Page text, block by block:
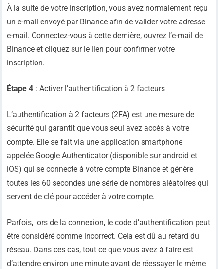
À la suite de votre inscription, vous avez normalement reçu
un e-mail envoyé par Binance afin de valider votre adresse
e-mail. Connectez-vous à cette dernière, ouvrez l’e-mail de
Binance et cliquez sur le lien pour confirmer votre
inscription.
Étape 4 : Activer l’authentification à 2 facteurs
L’authentification à 2 facteurs (2FA) est une mesure de
sécurité qui garantit que vous seul avez accès à votre
compte. Elle se fait via une application smartphone
appelée Google Authenticator (disponible sur android et
iOS) qui se connecte à votre compte Binance et génère
toutes les 60 secondes une série de nombres aléatoires qui
servent de clé pour accéder à votre compte.
Parfois, lors de la connexion, le code d’authentification peut
être considéré comme incorrect. Cela est dû au retard du
réseau. Dans ces cas, tout ce que vous avez à faire est
d’attendre environ une minute avant de réessayer le même